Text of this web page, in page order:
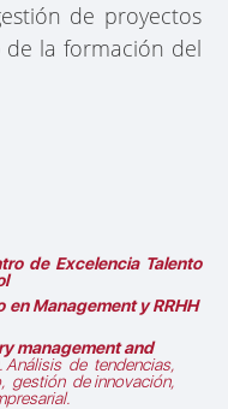
de proyectos
de la formación del
de Excelencia Talento
Management y RRHH
management and
Análisis de tendencias,
gestión de innovación,